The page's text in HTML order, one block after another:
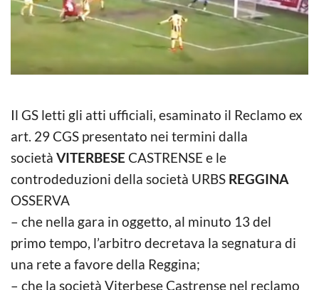
Il GS letti gli atti ufficiali, esaminato il Reclamo ex
art. 29 CGS presentato nei termini dalla
società VITERBESE CASTRENSE e le
controdeduzioni della società URBS REGGINA
OSSERVA
– che nella gara in oggetto, al minuto 13 del
primo tempo, l’arbitro decretava la segnatura di
una rete a favore della Reggina;
– che la società Viterbese Castrense nel reclamo